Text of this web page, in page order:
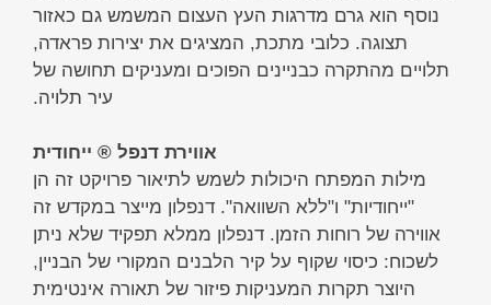
נוסף הוא גרם מדרגות העץ העצום המשמש גם כאזור
תצוגה. כלובי מתכת, המציגים את יצירות פראדה,
תלויים מהתקרה כבניינים הפוכים ומעניקים תחושה של
עיר תלויה.
אווירת דנפל ® ייחודית
מילות המפתח היכולות לשמש לתיאור פרויקט זה הן
"ייחודיות" ו"ללא השוואה". דנפלון מייצר במקדש זה
אווירה של רוחות הזמן. דנפלון ממלא תפקיד שלא ניתן
לשכוח: כיסוי שקוף על קיר הלבנים המקורי של הבניין,
היוצר תקרות המעניקות פיזור של תאורה אינטימית